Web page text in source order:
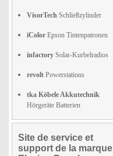
VisorTech Schließzylinder
iColor Epson Tintenpatronen
infactory Solar-Kurbelradios
revolt Powerstations
tka Köbele Akkutechnik
Hörgeräte Batterien
Site de service et
support de la marque